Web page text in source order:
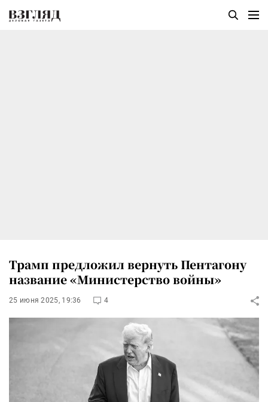
Трамп предложил вернуть Пентагону
название «Министерство войны»
25 июня 2025, 19:36 4